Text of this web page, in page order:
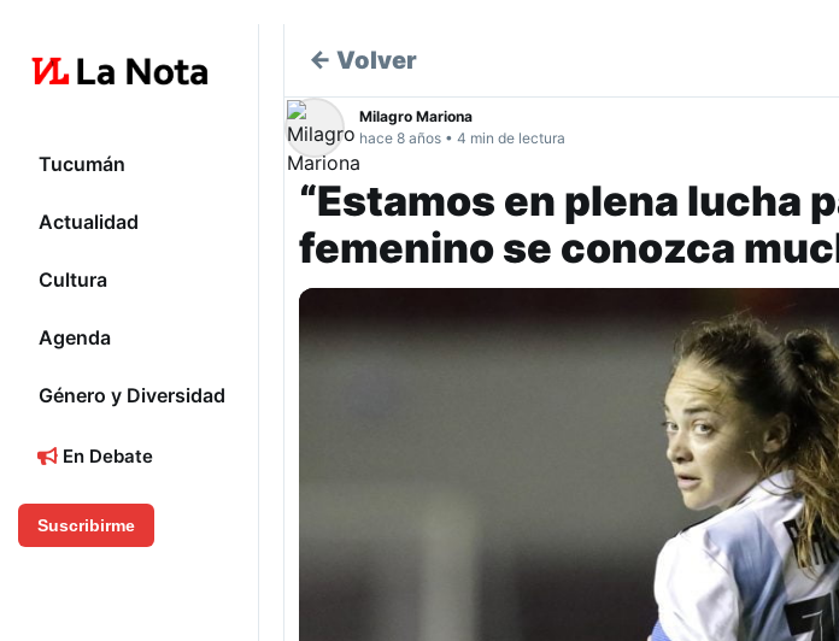
Tucumán
Actualidad
Cultura
Agenda
Género y Diversidad
En Debate
Suscribirme
← Volver
Milagro Mariona
hace 8 años • 4 min de lectura
“Estamos en plena lucha
femenino se conozca